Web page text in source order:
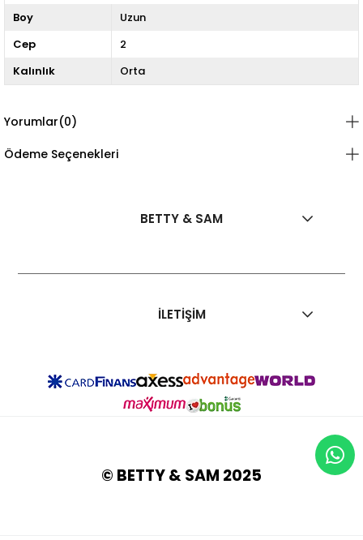
Boy
Uzun
Cep
2
Kalınlık
Orta
Yorumlar(0)
Ödeme Seçenekleri
BETTY & SAM
İLETİŞİM
© BETTY & SAM 2025